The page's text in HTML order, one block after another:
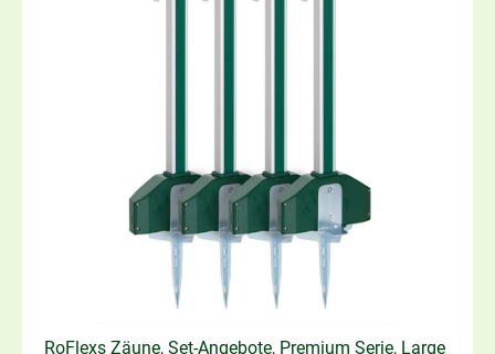
RoFlexs Zäune, Set-Angebote, Premium Serie, Large